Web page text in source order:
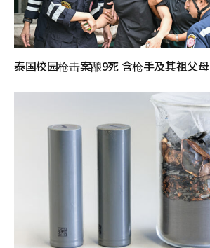
泰国校园枪击案酿9死 含枪手及其祖父母